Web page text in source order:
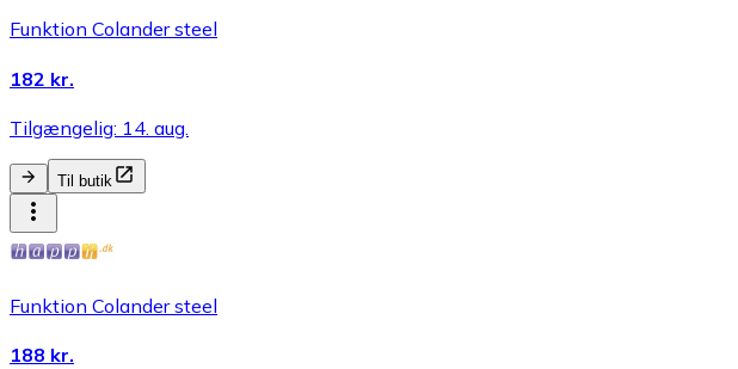
Funktion Colander steel
182 kr.
Tilgængelig: 14. aug.
Til butik
Funktion Colander steel
188 kr.